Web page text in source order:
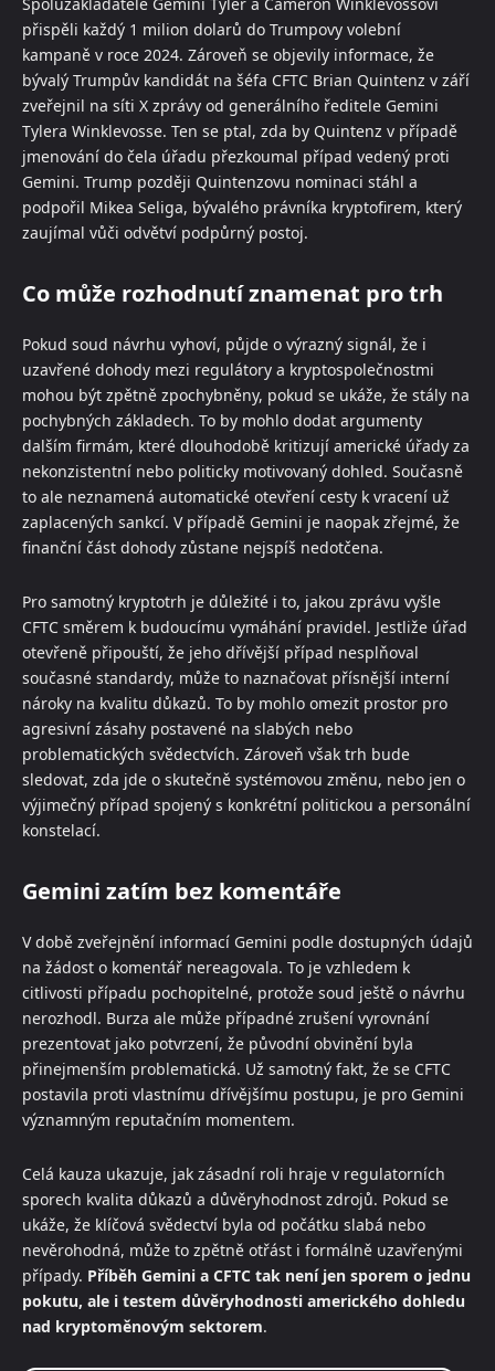
přispěli každý 1 milion dolarů do Trumpovy volební
kampaně v roce 2024. Zároveň se objevily informace, že
bývalý Trumpův kandidát na šéfa CFTC Brian Quintenz v září
zveřejnil na síti X zprávy od generálního ředitele Gemini
Tylera Winklevosse. Ten se ptal, zda by Quintenz v případě
jmenování do čela úřadu přezkoumal případ vedený proti
Gemini. Trump později Quintenzovu nominaci stáhl a
podpořil Mikea Seliga, bývalého právníka kryptofirem, který
zaujímal vůči odvětví podpůrný postoj.
Co může rozhodnutí znamenat pro trh
Pokud soud návrhu vyhoví, půjde o výrazný signál, že i
uzavřené dohody mezi regulátory a kryptospolečnostmi
mohou být zpětně zpochybněny, pokud se ukáže, že stály na
pochybných základech. To by mohlo dodat argumenty
dalším firmám, které dlouhodobě kritizují americké úřady za
nekonzistentní nebo politicky motivovaný dohled. Současně
to ale neznamená automatické otevření cesty k vracení už
zaplacených sankcí. V případě Gemini je naopak zřejmé, že
finanční část dohody zůstane nejspíš nedotčena.
Pro samotný kryptotrh je důležité i to, jakou zprávu vyšle
CFTC směrem k budoucímu vymáhání pravidel. Jestliže úřad
otevřeně připouští, že jeho dřívější případ nesplňoval
současné standardy, může to naznačovat přísnější interní
nároky na kvalitu důkazů. To by mohlo omezit prostor pro
agresivní zásahy postavené na slabých nebo
problematických svědectvích. Zároveň však trh bude
sledovat, zda jde o skutečně systémovou změnu, nebo jen o
výjimečný případ spojený s konkrétní politickou a personální
konstelací.
Gemini zatím bez komentáře
V době zveřejnění informací Gemini podle dostupných údajů
na žádost o komentář nereagovala. To je vzhledem k
citlivosti případu pochopitelné, protože soud ještě o návrhu
nerozhodl. Burza ale může případné zrušení vyrovnání
prezentovat jako potvrzení, že původní obvinění byla
přinejmenším problematická. Už samotný fakt, že se CFTC
postavila proti vlastnímu dřívějšímu postupu, je pro Gemini
významným reputačním momentem.
Celá kauza ukazuje, jak zásadní roli hraje v regulatorních
sporech kvalita důkazů a důvěryhodnost zdrojů. Pokud se
ukáže, že klíčová svědectví byla od počátku slabá nebo
nevěrohodná, může to zpětně otřást i formálně uzavřenými
případy. Příběh Gemini a CFTC tak není jen sporem o jednu
pokutu, ale i testem důvěryhodnosti amerického dohledu
nad kryptoměnovým sektorem.